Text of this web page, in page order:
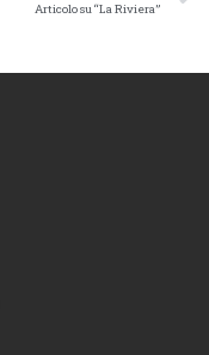
Articolo su “La Riviera”